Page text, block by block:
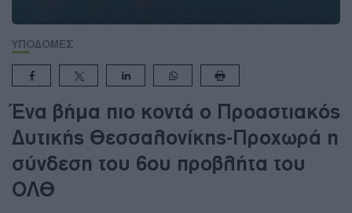
ΥΠΟΔΟΜΕΣ
Ένα βήμα πιο κοντά ο Προαστιακός
Δυτικής Θεσσαλονίκης-Προχωρά η
σύνδεση του 6ου προβλήτα του
ΟΛΘ